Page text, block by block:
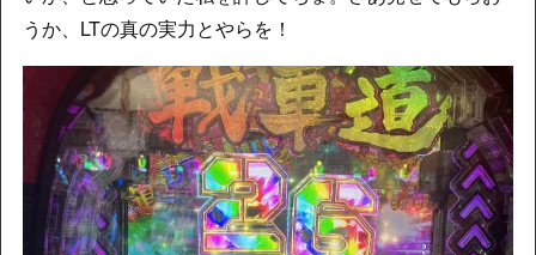
うか、LTの真の実力とやらを！